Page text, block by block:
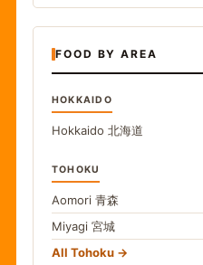
FOOD BY AREA
HOKKAIDO
Hokkaido 北海道
TOHOKU
Aomori 青森
Miyagi 宮城
All Tohoku